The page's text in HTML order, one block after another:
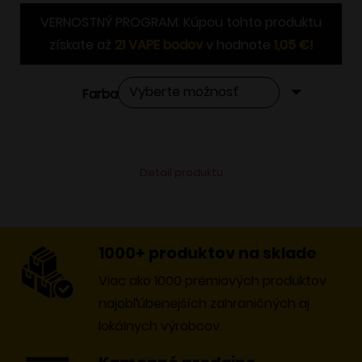
26,49 €. 21,90 €.
VERNOSTNÝ PROGRAM: Kúpou tohto produktu
získate až 21 VAPE bodovv hodnote 1,05 €!
Farba
viacero
variantov.
Možnosti
môžete
1000+ produktov na sklade
Viac ako 1000 prémiových produktov
najobľúbenejších zahraničných aj
lokálnych výrobcov.